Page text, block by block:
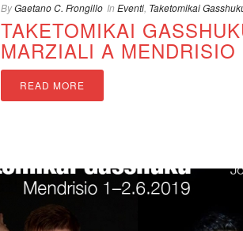
ByGaetano C. Frongillo In Eventi Taketomikai
TAKETOMIKAI
MARZIALI A MENDRISIO
READ MORE